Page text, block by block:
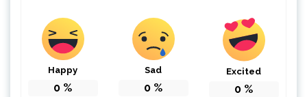
Happy
0 %
Sad
0 %
Excited
0 %